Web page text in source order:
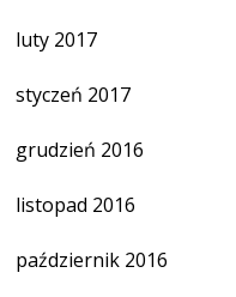
luty 2017
styczeń 2017
grudzień 2016
listopad 2016
październik 2016